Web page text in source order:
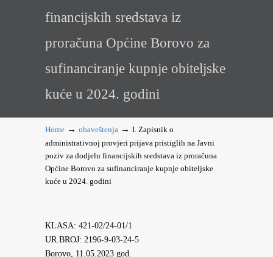
financijskih sredstava iz
proračuna Općine Borovo za
sufinanciranje kupnje obiteljske
kuće u 2024. godini
Home → obaveštenja → I. Zapisnik o
administrativnoj provjeri prijava pristiglih na Javni
poziv za dodjelu financijskih sredstava iz proračuna
Općine Borovo za sufinanciranje kupnje obiteljske
kuće u 2024. godini
KLASA: 421-02/24-01/1
UR.BROJ: 2196-9-03-24-5
Borovo, 11.05.2023 god.